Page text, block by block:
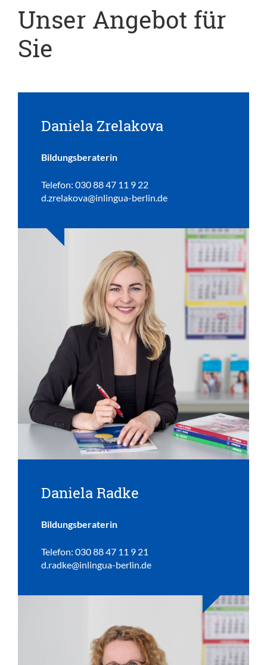
Unser Angebot für
Sie
Daniela Zrelakova
Bildungsberaterin
Telefon: 030 88 47 11 9 22
d.zrelakova@inlingua-berlin.de
Daniela Radke
Bildungsberaterin
Telefon: 030 88 47 11 9 21
d.radke@inlingua-berlin.de